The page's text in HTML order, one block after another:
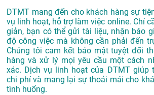
DTMT mang đến cho khách hàng sự
vụ linh hoạt, hỗ trợ làm việc online. Chỉ
giản, bạn có thể gửi tài liệu, nhận báo
độ công việc mà không cần phải đến
Chúng tôi cam kết bảo mật tuyệt đối
hàng và xử lý mọi yêu cầu một cách
xác. Dịch vụ linh hoạt của DTMT giúp
chi phí và mang lại sự thoải mái cho
tình huống.